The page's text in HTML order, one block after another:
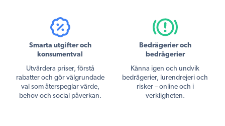
Smarta utgifter och
konsumentval
Utvärdera priser, förstå
rabatter och gör välgrundade
val som återspeglar värde,
behov och social påverkan.
Bedrägerier och
bedrägerier
Känna igen och undvik
bedrägerier, lurendrejeri och
risker – online och i
verkligheten.